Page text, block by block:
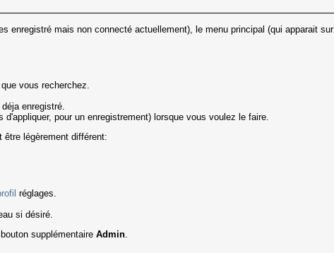
enregistré mais non connecté actuellement), le menu principal (qui apparait
vous recherchez.
enregistré.
d'appliquer, pour un enregistrement) lorsque vous voulez le faire.
légèrement différent:
réglages.
si désiré.
supplémentaire Admin.